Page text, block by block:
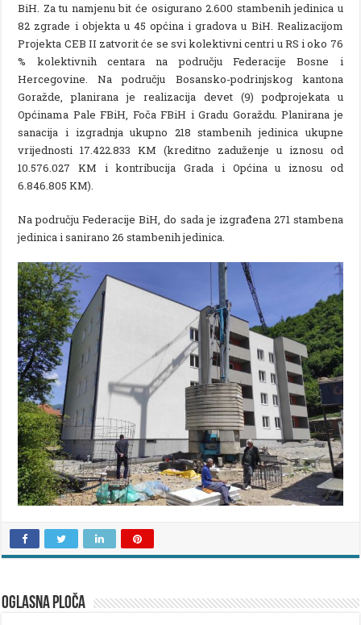
BiH. Za tu namjenu bit će osigurano 2.600 stambenih jedinica u
82 zgrade i objekta u 45 općina i gradova u BiH. Realizacijom
Projekta CEB II zatvorit će se svi kolektivni centri u RS i oko 76
% kolektivnih centara na području Federacije Bosne i
Hercegovine. Na području Bosansko-podrinjskog kantona
Goražde, planirana je realizacija devet (9) podprojekata u
Općinama Pale FBiH, Foča FBiH i Gradu Goraždu. Planirana je
sanacija i izgradnja ukupno 218 stambenih jedinica ukupne
vrijednosti 17.422.833 KM (kreditno zaduženje u iznosu od
10.576.027 KM i kontribucija Grada i Općina u iznosu od
6.846.805 KM).
Na području Federacije BiH, do sada je izgrađena 271 stambena
jedinica i sanirano 26 stambenih jedinica.
OGLASNA PLOČA